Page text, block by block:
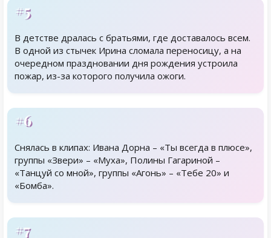
#5
В детстве дралась с братьями, где доставалось всем.
В одной из стычек Ирина сломала переносицу, а на
очередном праздновании дня рождения устроила
пожар, из-за которого получила ожоги.
#6
Снялась в клипах: Ивана Дорна – «Ты всегда в плюсе»,
группы «Звери» – «Муха», Полины Гагариной –
«Танцуй со мной», группы «Агонь» – «Тебе 20» и
«Бомба».
#7